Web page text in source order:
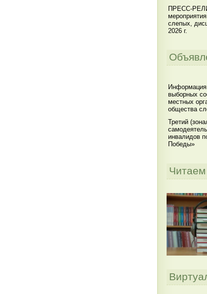
ПРЕСС-
слепых,
2026 г.
Информация
выборных
местных
общества
Третий
инвалидов
Победы»